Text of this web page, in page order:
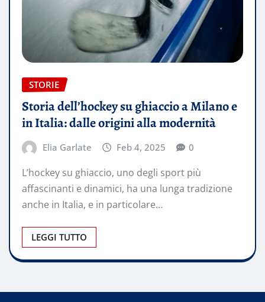
STORIE
Storia dell’hockey su ghiaccio a Milano e
in Italia: dalle origini alla modernità
Elia Garlate Feb 4, 2025 0
L’hockey su ghiaccio, uno degli sport più
affascinanti e dinamici, ha una lunga tradizione
anche in Italia, e in particolare…
LEGGI TUTTO